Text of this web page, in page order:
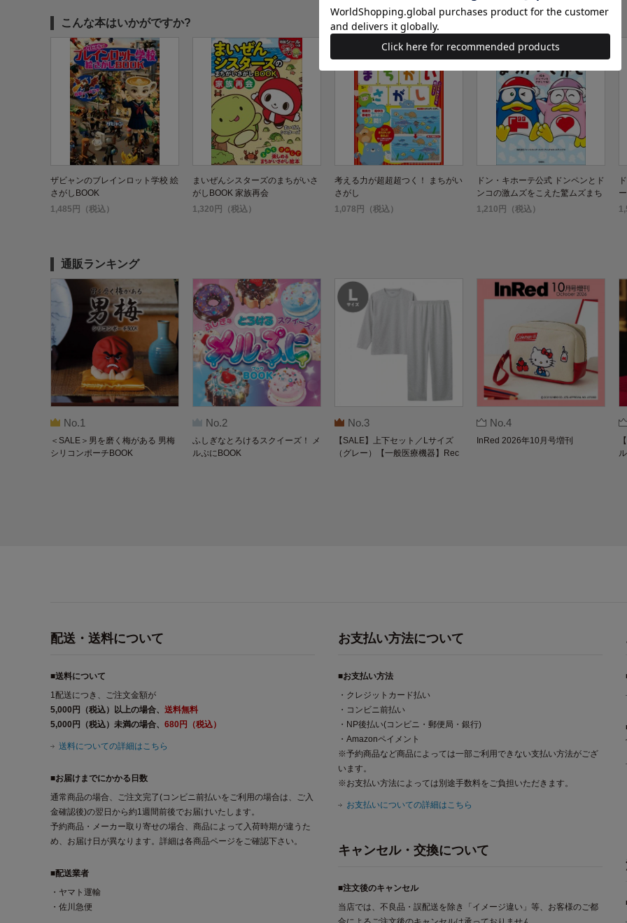
こんな本はいかがですか?
ザビャンのブレインロット学校 絵
さがしBOOK
1,485円（税込）
まいぜんシスターズのまちがいさ
がしBOOK 家族再会
1,320円（税込）
考える力が超超超つく！ まちがい
さがし
1,078円（税込）
ドン・キホーテ公式 ドンペンとド
ンコの激ムズをこえた驚ムズまち
がいさがし
1,210円（税込）
通販ランキング
No.1
＜SALE＞男を磨く梅がある 男梅
シリコンポーチBOOK
No.2
ふしぎなとろけるスクイーズ！ メ
ルぷにBOOK
No.3
【SALE】上下セット／Lサイズ
（グレー）【一般医療機器】Rec
No.4
InRed 2026年10月号増刊
配送・送料について
■送料について
1配送につき、ご注文金額が
5,000円（税込）以上の場合、 送料無料
5,000円（税込）未満の場合、 680円（税込）
送料についての詳細はこちら
■お届けまでにかかる日数
通常商品の場合、ご注文完了(コンビニ前払いをご利用の場合は、ご入
金確認後)の翌日から約1週間前後でお届けいたします。
予約商品・メーカー取り寄せの場合、商品によって入荷時期が違うた
め、お届け日が異なります。詳細は各商品ページをご確認下さい。
■配送業者
・ヤマト運輸
・佐川急便
お支払い方法について
■お支払い方法
・クレジットカード払い
・コンビニ前払い
・NP後払い(コンビニ・郵便局・銀行)
・Amazonペイメント
※予約商品など商品によっては一部ご利用できない支払い方法がござ
います。
※お支払い方法によっては別途手数料をご負担いただきます。
お支払いについての詳細はこちら
キャンセル・交換について
■注文後のキャンセル
当店では、不良品・誤配送を除き「イメージ違い」等、お客様のご都